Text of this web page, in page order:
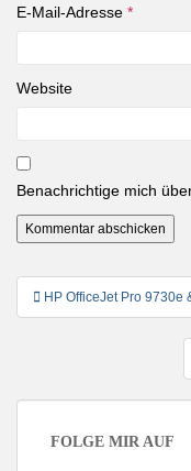
E-Mail-Adresse *
Website
Benachrichtige mich
HP OfficeJet Pro 9730e
FOLGE MIR AUF